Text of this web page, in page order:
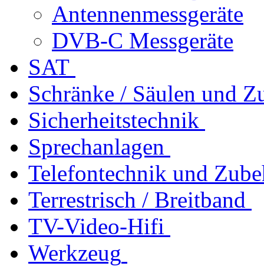
Antennenmessgeräte
DVB-C Messgeräte
SAT
Schränke / Säulen und
Sicherheitstechnik
Sprechanlagen
Telefontechnik und
Terrestrisch / Breitband
TV-Video-Hifi
Werkzeug